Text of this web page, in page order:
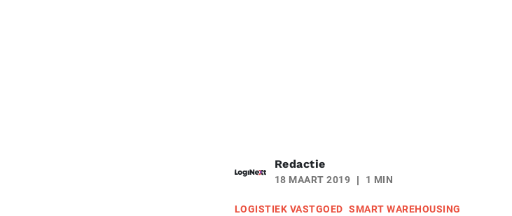
Redactie
18 MAART 2019 1 MIN
LOGISTIEK VASTGOED SMART WAREHOUSING